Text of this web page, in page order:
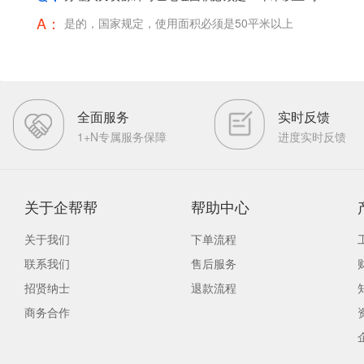
A： 是的，国家规定，使用面积必须是50平米以上
全面服务
1+N专属服务保障
实时反馈
进度实时反馈
关于企帮帮
关于我们
联系我们
招贤纳士
商务合作
帮助中心
下单流程
售后服务
退款流程